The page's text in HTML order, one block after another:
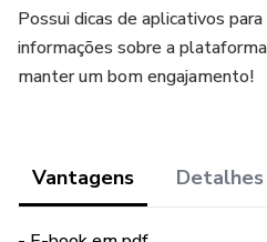
Possui dicas de aplicativos
informações sobre a
manter um bom engajamento!
Vantagens Detalhes